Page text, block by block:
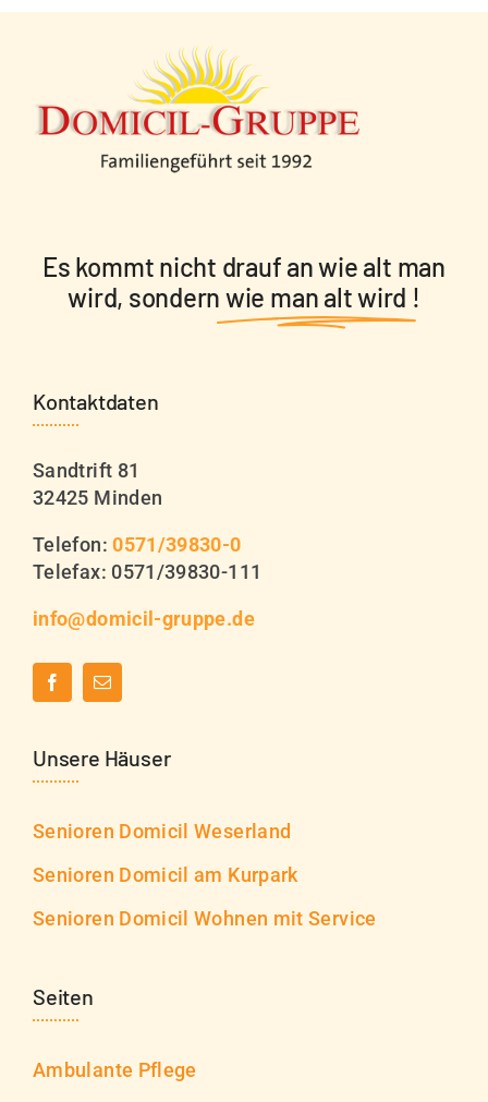
Es kommt nicht drauf an wie alt man
wird, sondern wie man alt wird !
Kontaktdaten
Sandtrift 81
32425 Minden
Telefon:0571/39830-0
Telefax: 0571/39830-111
info@domicil-gruppe.de
Unsere Häuser
Senioren Domicil Weserland
Senioren Domicil am Kurpark
Senioren Domicil Wohnen mit Service
Seiten
Ambulante Pflege